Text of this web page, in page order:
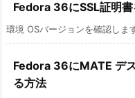
Fedora 36にSSL証明
環境 OSバージョンを確認し
Fedora 36にMATE デ
る方法